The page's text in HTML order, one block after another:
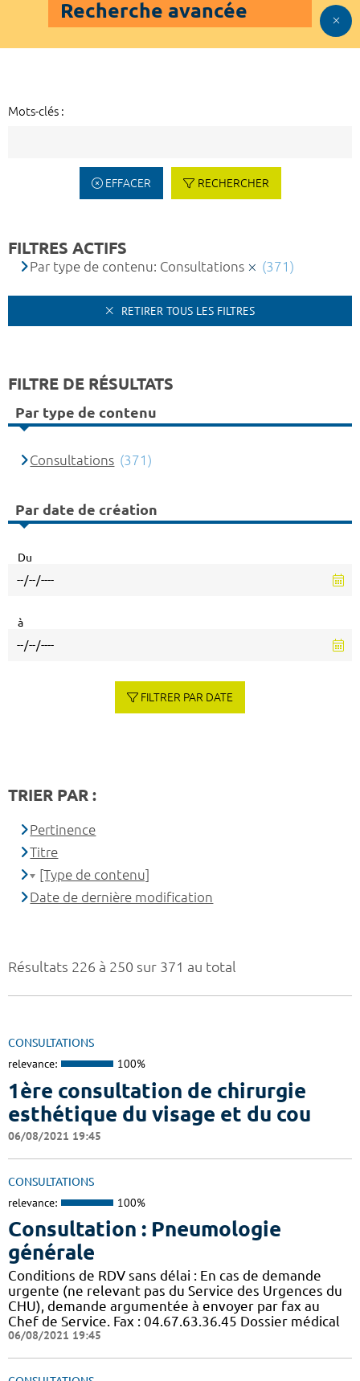
Recherche avancée
Mots-clés :
EFFACER RECHERCHER
Résultats 226 à 250 sur 371 au total
CONSULTATIONS
relevance: 100%
1ère consultation de chirurgie
esthétique du visage et du cou
06/08/2021 19:45
CONSULTATIONS
relevance: 100%
Consultation : Pneumologie
générale
Conditions de RDV sans délai : En cas de demande
urgente (ne relevant pas du Service des Urgences du
CHU), demande argumentée à envoyer par fax au
Chef de Service. Fax : 04.67.63.36.45 Dossier médical
06/08/2021 19:45
FILTRES ACTIFS
Par type de contenu: Consultations (371)
RETIRER TOUS LES FILTRES
FILTRE DE RÉSULTATS
Par type de contenu
Consultations (371)
Par date de création
Du
à
FILTRER PAR DATE
TRIER PAR :
Pertinence
Titre
[Type de contenu]
Date de dernière modification